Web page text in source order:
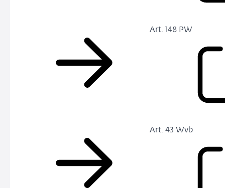
Art. 148 PW
Art. 43 Wvb